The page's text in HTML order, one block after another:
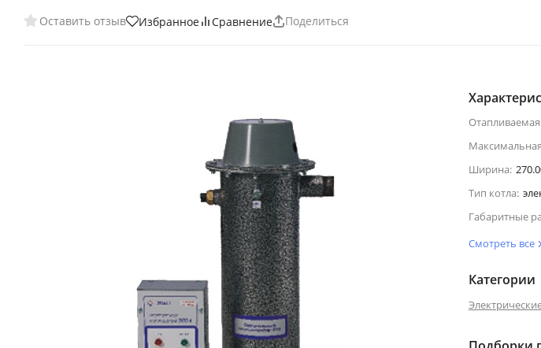
Оставить отзыв Избранное Сравнение Поделиться
Ширина:
Тип котла:
Габаритные
Смотреть все
Категории